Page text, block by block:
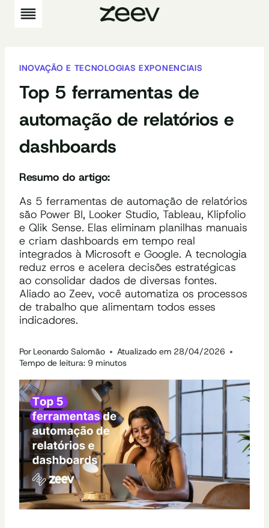
Pular
para
INOVAÇÃO E TECNOLOGIAS EXPONENCIAIS
Top 5 ferramentas de
automação de relatórios e
dashboards
Resumo do artigo:
As 5 ferramentas de automação de relatórios
são Power BI, Looker Studio, Tableau, Klipfolio
e Qlik Sense. Elas eliminam planilhas manuais
e criam dashboards em tempo real
integrados à Microsoft e Google. A tecnologia
reduz erros e acelera decisões estratégicas
ao consolidar dados de diversas fontes.
Aliado ao Zeev, você automatiza os processos
de trabalho que alimentam todos esses
indicadores.
Por Leonardo Salomão Atualizado em 28/04/2026
Tempo de leitura: 9 minutos